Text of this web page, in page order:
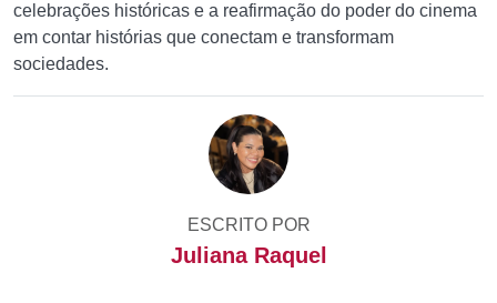
celebrações históricas e a reafirmação do poder do cinema
em contar histórias que conectam e transformam
sociedades.
ESCRITO POR
Juliana Raquel